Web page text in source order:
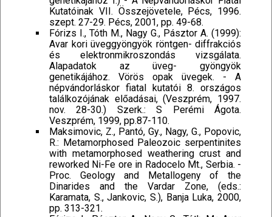
Kutatóinak VII. Összejövetele, Pécs, 1996.
szept. 27-29. Pécs, 2001, pp. 49-68.
Fórizs I., Tóth M., Nagy G., Pásztor A. (1999):
Avar kori üveggyöngyök röntgen- diffrakciós
és elektronmikroszondás vizsgálata.
Alapadatok az üveg- gyöngyök
genetikájához. Vörös opak üvegek. - A
népvándorláskor fiatal kutatói 8. országos
találkozójának előadásai, (Veszprém, 1997.
nov. 28-30.) Szerk.: S Perémi Ágota.
Veszprém, 1999, pp.87-110.
Maksimovic, Z., Pantó, Gy., Nagy, G., Popovic,
R.: Metamorphosed Paleozoic serpentinites
with metamorphosed weathering crust and
reworked Ni-Fe ore in Radocelo Mt., Serbia. -
Proc. Geology and Metallogeny of the
Dinarides and the Vardar Zone, (eds.:
Karamata, S., Jankovic, S.), Banja Luka, 2000,
pp. 313-321.